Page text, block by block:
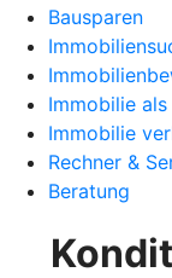
Bausparen
Immobilie
Immobilie
Rechner &
Beratung